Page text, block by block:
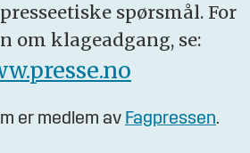
spørsmål. For
om klageadgang, se:
er medlem av Fagpressen.